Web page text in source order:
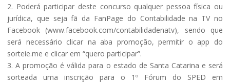
2. Poderá participar deste concurso qualquer pessoa física ou
jurídica, que seja fã da FanPage do Contabilidade na TV no
Facebook (www.facebook.com/contabilidadenatv), sendo que
será necessário clicar na aba promoção, permitir o app do
sorteie.me e clicar em “quero participar”.
3. A promoção é válida para o estado de Santa Catarina e será
sorteada uma inscrição para o 1º Fórum do SPED em